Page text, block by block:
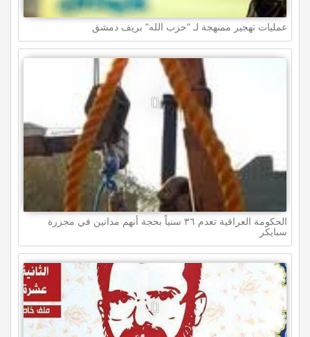
عمليات تهجير ممنهجة لـ "حزب الله" بريف دمشق
الحكومة العراقية تعدم ٣٦ سنياً بحجة أنهم مدانين في مجزرة
سبايكر